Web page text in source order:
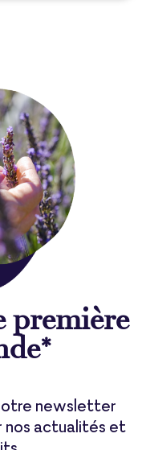
première
newsletter
nos actualités et